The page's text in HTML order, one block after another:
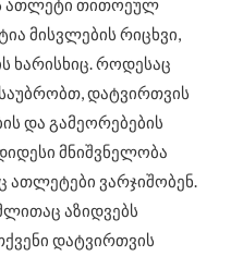
ათლეტი თითოეულ
მისვლების რიცხვი,
ხარისხიც. როდესაც
დატვირთვის
და გამეორებების
მნიშვნელობა
ათლეტები ვარჯიშობენ.
აზიდვებს
დატვირთვის